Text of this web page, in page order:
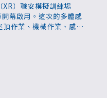
）職安模擬訓練場
幕啟用。這次的多體感
作業、機械作業、感電
業安全衛生教育訓練課
驗對象，未來研議以團